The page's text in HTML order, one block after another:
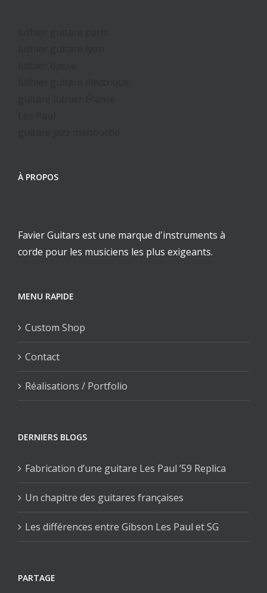
À PROPOS
Favier Guitars est une marque d'instruments à
corde pour les musiciens les plus exigeants.
MENU RAPIDE
Custom Shop
Contact
Réalisations / Portfolio
DERNIERS BLOGS
Fabrication d’une guitare Les Paul ’59 Replica
Un chapitre des guitares françaises
Les différences entre Gibson Les Paul et SG
PARTAGE